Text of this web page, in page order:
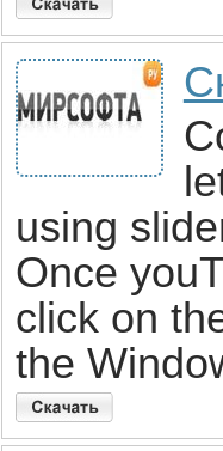
using
Once
click on
the